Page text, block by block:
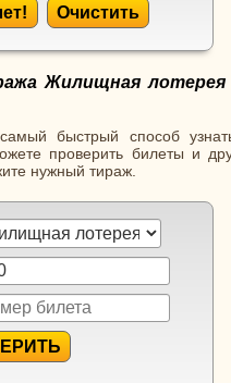
Очистить
Жилищная лотерея
быстрый способ
проверить билеты и
нужный тираж.